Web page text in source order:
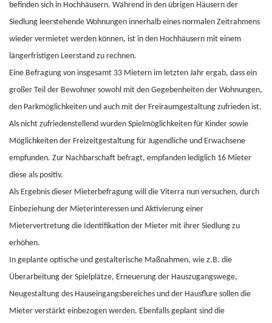
befinden sich in Hochhäusern. Während in den übrigen Häusern der
Siedlung leerstehende Wohnungen innerhalb eines normalen Zeitrahmens
wieder vermietet werden können, ist in den Hochhäusern mit einem
längerfristigen Leerstand zu rechnen.
Eine Befragung von insgesamt 33 Mietern im letzten Jahr ergab, dass ein
großer Teil der Bewohner sowohl mit den Gegebenheiten der Wohnungen,
den Parkmöglichkeiten und auch mit der Freiraumgestaltung zufrieden ist.
Als nicht zufriedenstellend wurden Spielmöglichkeiten für Kinder sowie
Möglichkeiten der Freizeitgestaltung für Jugendliche und Erwachsene
empfunden. Zur Nachbarschaft befragt, empfanden lediglich 16 Mieter
diese als positiv.
Als Ergebnis dieser Mieterbefragung will die Viterra nun versuchen, durch
Einbeziehung der Mieterinteressen und Aktivierung einer
Mietervertretung die Identifikation der Mieter mit ihrer Siedlung zu
erhöhen.
In geplante optische und gestalterische Maßnahmen, wie z.B. die
Überarbeitung der Spielplätze, Erneuerung der Hauszugangswege,
Neugestaltung des Hauseingangsbereiches und der Hausflure sollen die
Mieter verstärkt einbezogen werden. Ebenfalls geplant sind die